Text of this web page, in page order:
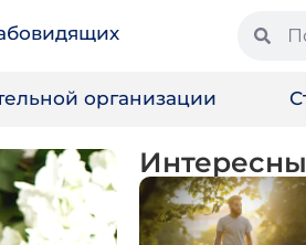
организации